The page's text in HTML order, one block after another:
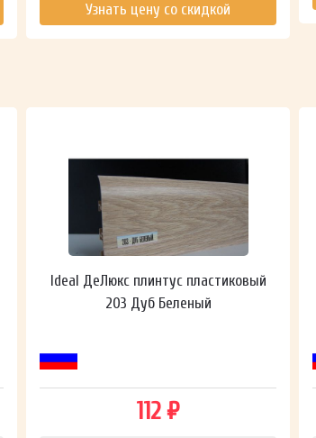
Узнать цену со скидкой
Ideal ДеЛюкс плинтус пластиковый
203 Дуб Беленый
112 ₽